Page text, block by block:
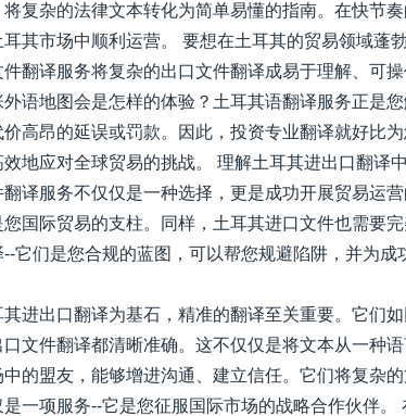
复杂的法律文本转化为简单易懂的指南。在快节
其市场中顺利运营。 要想在土耳其的贸易领域蓬
翻译服务将复杂的出口文件翻译成易于理解、可
语地图会是怎样的体验？土耳其语翻译服务正是
高昂的延误或罚款。因此，投资专业翻译就好比
地应对全球贸易的挑战。 理解土耳其进出口翻译
译服务不仅仅是一种选择，更是成功开展贸易运
国际贸易的支柱。同样，土耳其进口文件也需要
们是您合规的蓝图，可以帮您规避陷阱，并为成
进出口翻译为基石，精准的翻译至关重要。它们
文件翻译都清晰准确。这不仅仅是将文本从一种
的盟友，能够增进沟通、建立信任。它们将复杂
一项服务--它是您征服国际市场的战略合作伙伴。